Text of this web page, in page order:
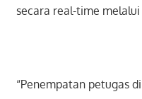
secara real-time melalui
“Penempatan petugas